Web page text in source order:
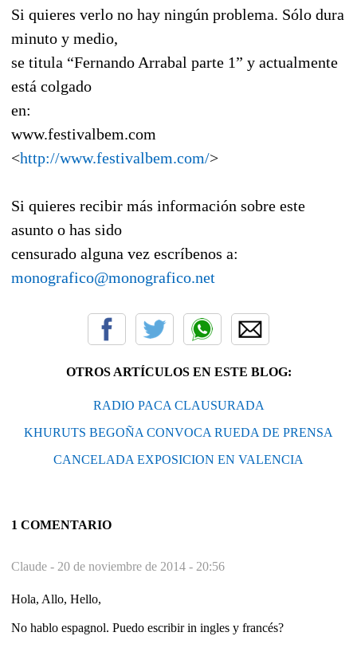
Si quieres verlo no hay ningún problema. Sólo dura
minuto y medio,
se titula “Fernando Arrabal parte 1” y actualmente
está colgado
en:
www.festivalbem.com
<http://www.festivalbem.com/>
Si quieres recibir más información sobre este
asunto o has sido
censurado alguna vez escríbenos a:
monografico@monografico.net
OTROS ARTÍCULOS EN ESTE BLOG:
RADIO PACA CLAUSURADA
KHURUTS BEGOÑA CONVOCA RUEDA DE PRENSA
CANCELADA EXPOSICION EN VALENCIA
1 COMENTARIO
Claude - 20 de noviembre de 2014 - 20:56
Hola, Allo, Hello,
No hablo espagnol. Puedo escribir in ingles y francés?